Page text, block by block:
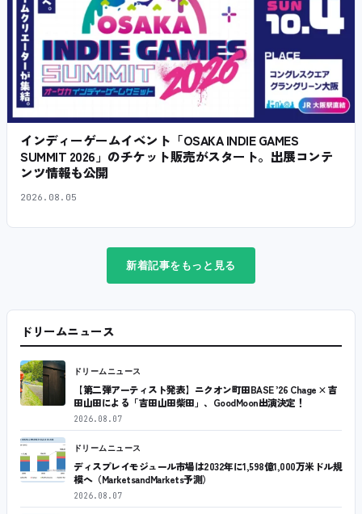
インディーゲームイベント「OSAKA INDIE GAMES
SUMMIT 2026」のチケット販売がスタート。出展コンテ
ンツ情報も公開
2026.08.05
新着記事をもっと見る
ドリームニュース
ドリームニュース
【第二弾アーティスト発表】ニクオン町田BASE ’26 Chage × 吉
田山田による「吉田山田柴田」、GoodMoon出演決定！
2026.08.07
ドリームニュース
ディスプレイモジュール市場は2032年に1,598億1,000万米ドル規
模へ（MarketsandMarkets予測）
2026.08.07